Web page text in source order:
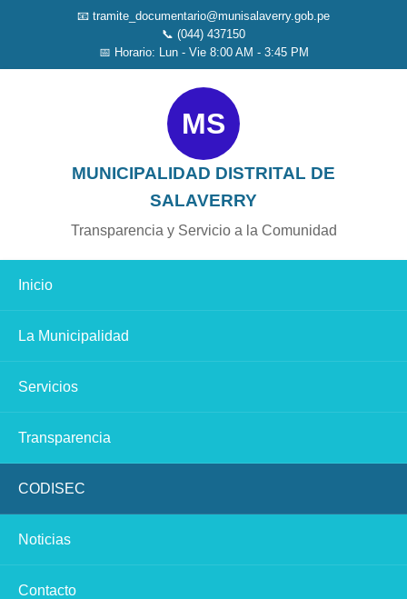
📧 tramite_documentario@munisalaverry.gob.pe
📞 (044) 437150
📅 Horario: Lun - Vie 8:00 AM - 3:45 PM
MS
MUNICIPALIDAD DISTRITAL DE
SALAVERRY
Transparencia y Servicio a la Comunidad
Inicio
La Municipalidad
Servicios
Transparencia
CODISEC
Noticias
Contacto